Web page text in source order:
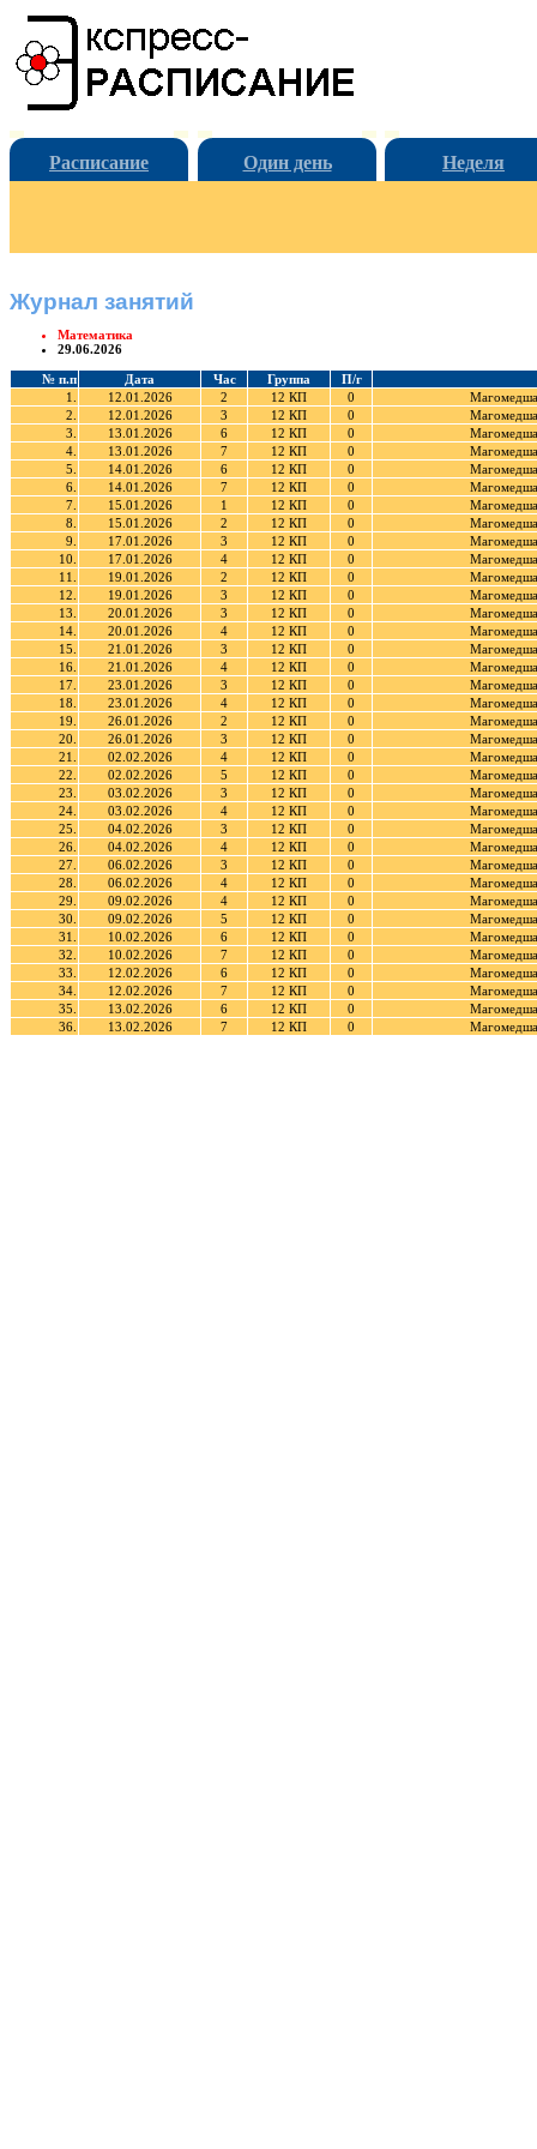
Расписание Один день Неделя
Журнал занятий
Математика
29.06.2026
№ п.п Дата Час Группа
П/г
1.
12.01.2026 2 12 КП 0
2.
12.01.2026 3 12 КП 0
3.
13.01.2026 6 12 КП 0
4.
13.01.2026 7 12 КП 0
5.
14.01.2026 6 12 КП 0
6.
14.01.2026 7 12 КП 0
7.
15.01.2026 1 12 КП 0
8.
15.01.2026 2 12 КП 0
9.
17.01.2026 3 12 КП 0
10.
17.01.2026 4 12 КП 0
11.
19.01.2026 2 12 КП 0
12.
19.01.2026 3 12 КП 0
13.
20.01.2026 3 12 КП 0
14.
20.01.2026 4 12 КП 0
15.
21.01.2026 3 12 КП 0
16.
21.01.2026 4 12 КП 0
17.
23.01.2026 3 12 КП 0
18.
23.01.2026 4 12 КП 0
19.
26.01.2026 2 12 КП 0
20.
26.01.2026 3 12 КП 0
21.
02.02.2026 4 12 КП 0
22.
02.02.2026 5 12 КП 0
23.
03.02.2026 3 12 КП 0
24.
03.02.2026 4 12 КП 0
25.
04.02.2026 3 12 КП 0
26.
04.02.2026 4 12 КП 0
27.
06.02.2026 3 12 КП 0
28.
06.02.2026 4 12 КП 0
29.
09.02.2026 4 12 КП 0
30.
09.02.2026 5 12 КП 0
31.
10.02.2026 6 12 КП 0
32.
10.02.2026 7 12 КП 0
33.
12.02.2026 6 12 КП 0
34.
12.02.2026 7 12 КП 0
35.
13.02.2026 6 12 КП 0
36.
13.02.2026 7 12 КП 0